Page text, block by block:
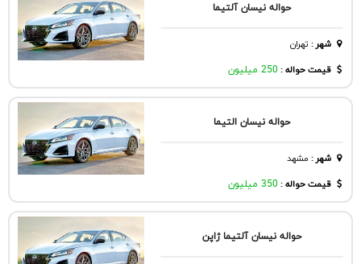
حواله نیسان آلتیما
شهر: تهران
قیمت حواله : 250 میلیون
حواله نیسان التیما
شهر: مشهد
قیمت حواله : 350 میلیون
حواله نیسان آلتیما ژاپن